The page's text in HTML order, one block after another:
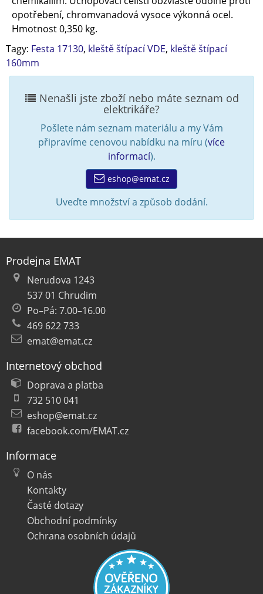
opotřebení, chromvanadová vysoce výkonná ocel.
Hmotnost 0,350 kg.
Tagy: Festa 17130, kleště štípací VDE, kleště štípací
160mm
Nenašli jste zboží nebo máte seznam od
elektrikáře?
Pošlete nám seznam materiálu a my Vám
připravíme cenovou nabídku na míru (více
informací).
eshop@emat.cz
Uveďte množství a způsob dodání.
Prodejna EMAT
Nerudova 1243
537 01 Chrudim
Po–Pá: 7.00–16.00
469 622 733
emat@emat.cz
Internetový obchod
Doprava a platba
732 510 041
eshop@emat.cz
facebook.com/EMAT.cz
Informace
O nás
Kontakty
Časté dotazy
Obchodní podmínky
Ochrana osobních údajů